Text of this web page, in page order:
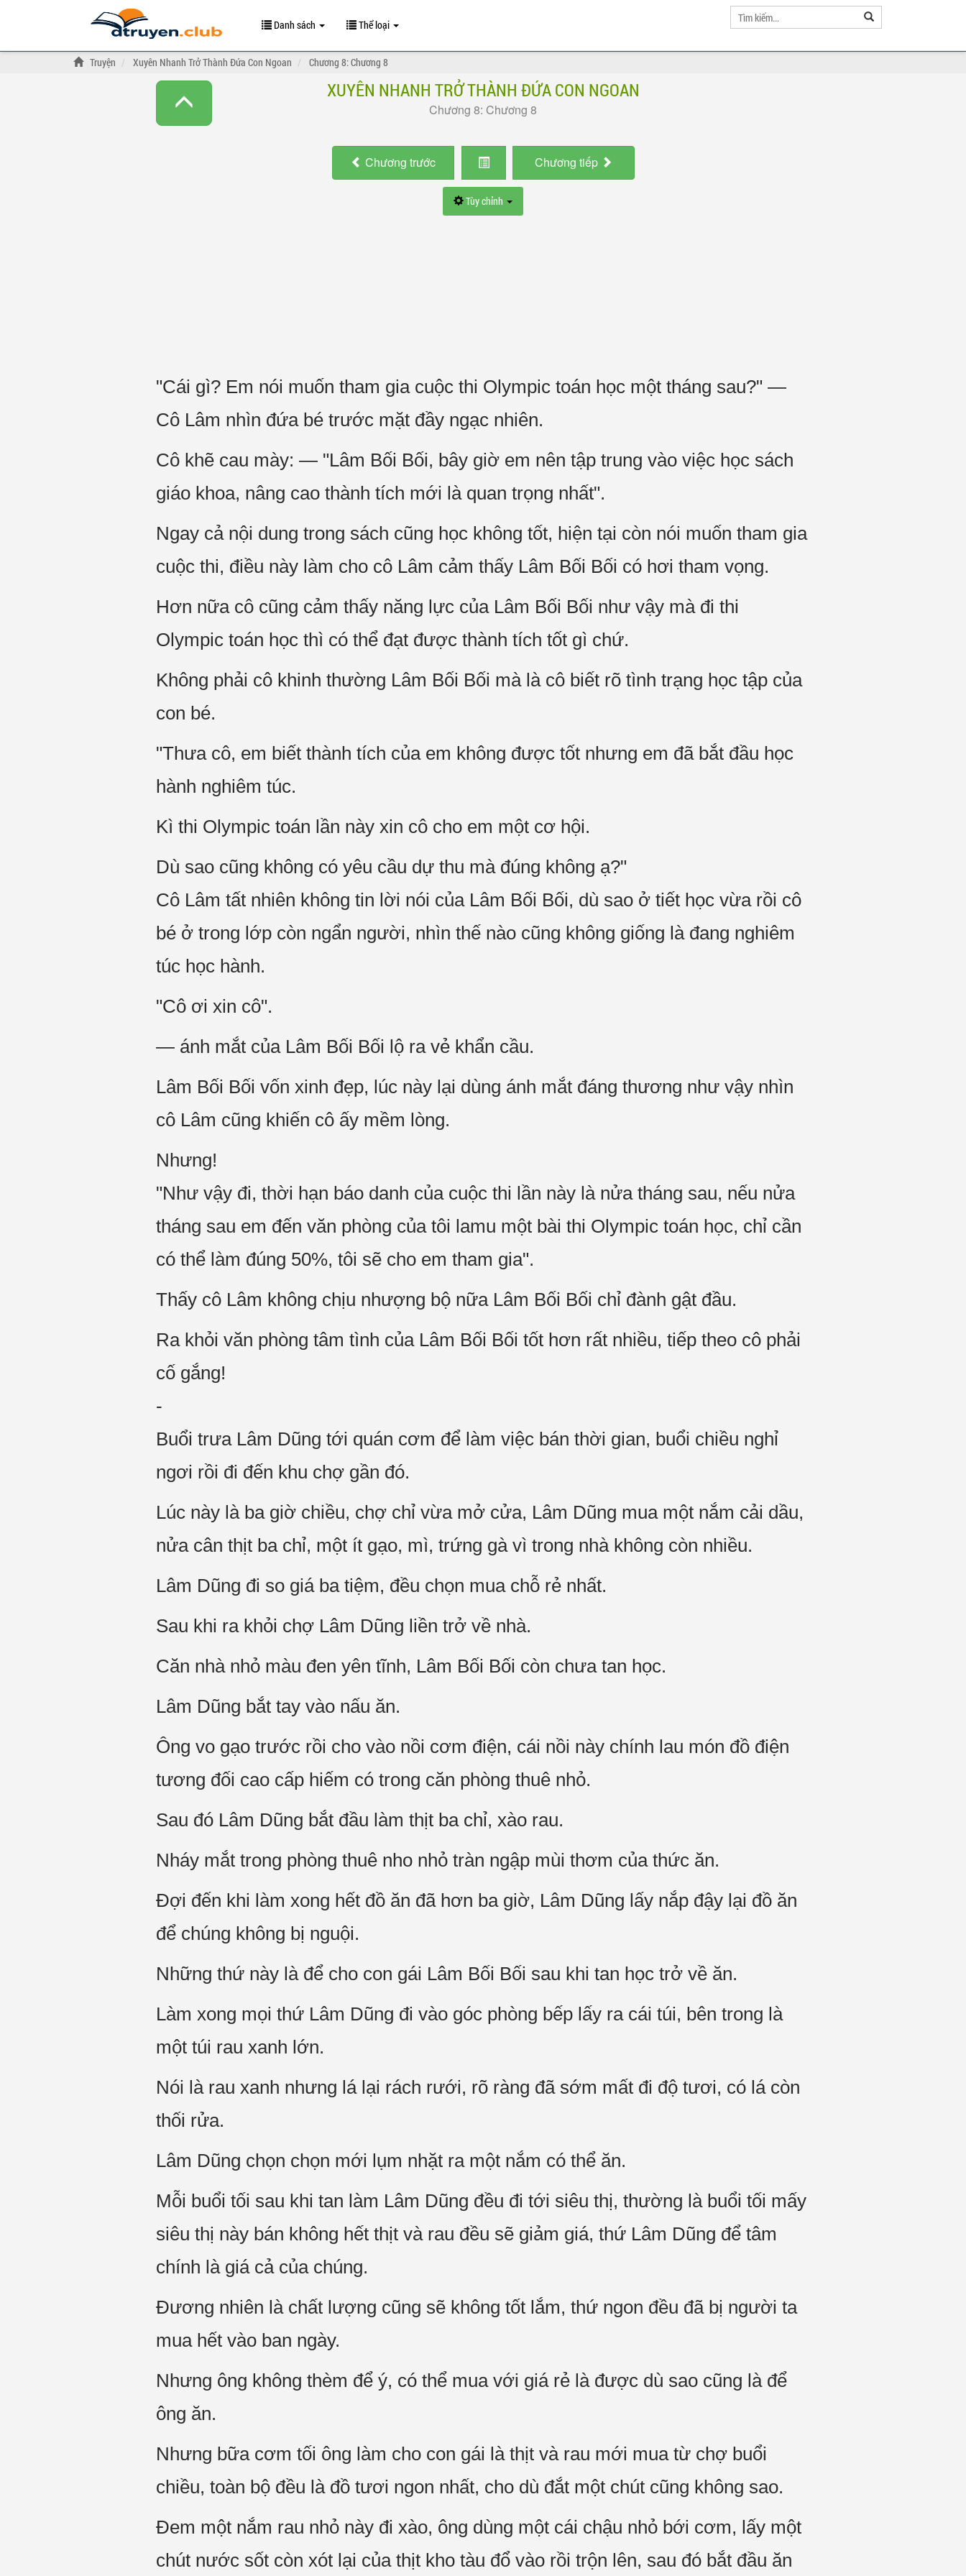
Danh sách Thể loại
Truyện Xuyên Nhanh Trở Thành Đứa Con Ngoan Chương 8: Chương 8
XUYÊN NHANH TRỞ THÀNH ĐỨA CON NGOAN
Chương 8: Chương 8
Chương trước Chương tiếp
Tùy chỉnh
"Cái gì? Em nói muốn tham gia cuộc thi Olympic toán học một tháng sau?" —
Cô Lâm nhìn đứa bé trước mặt đầy ngạc nhiên.
Cô khẽ cau mày: — "Lâm Bối Bối, bây giờ em nên tập trung vào việc học sách
giáo khoa, nâng cao thành tích mới là quan trọng nhất".
Ngay cả nội dung trong sách cũng học không tốt, hiện tại còn nói muốn tham gia
cuộc thi, điều này làm cho cô Lâm cảm thấy Lâm Bối Bối có hơi tham vọng.
Hơn nữa cô cũng cảm thấy năng lực của Lâm Bối Bối như vậy mà đi thi
Olympic toán học thì có thể đạt được thành tích tốt gì chứ.
Không phải cô khinh thường Lâm Bối Bối mà là cô biết rõ tình trạng học tập của
con bé.
"Thưa cô, em biết thành tích của em không được tốt nhưng em đã bắt đầu học
hành nghiêm túc.
Kì thi Olympic toán lần này xin cô cho em một cơ hội.
Dù sao cũng không có yêu cầu dự thu mà đúng không ạ?"
Cô Lâm tất nhiên không tin lời nói của Lâm Bối Bối, dù sao ở tiết học vừa rồi cô
bé ở trong lớp còn ngẩn người, nhìn thế nào cũng không giống là đang nghiêm
túc học hành.
"Cô ơi xin cô".
— ánh mắt của Lâm Bối Bối lộ ra vẻ khẩn cầu.
Lâm Bối Bối vốn xinh đẹp, lúc này lại dùng ánh mắt đáng thương như vậy nhìn
cô Lâm cũng khiến cô ấy mềm lòng.
Nhưng!
"Như vậy đi, thời hạn báo danh của cuộc thi lần này là nửa tháng sau, nếu nửa
tháng sau em đến văn phòng của tôi lamu một bài thi Olympic toán học, chỉ cần
có thể làm đúng 50%, tôi sẽ cho em tham gia".
Thấy cô Lâm không chịu nhượng bộ nữa Lâm Bối Bối chỉ đành gật đầu.
Ra khỏi văn phòng tâm tình của Lâm Bối Bối tốt hơn rất nhiều, tiếp theo cô phải
cố gắng!
-
Buổi trưa Lâm Dũng tới quán cơm để làm việc bán thời gian, buổi chiều nghỉ
ngơi rồi đi đến khu chợ gần đó.
Lúc này là ba giờ chiều, chợ chỉ vừa mở cửa, Lâm Dũng mua một nắm cải dầu,
nửa cân thịt ba chỉ, một ít gạo, mì, trứng gà vì trong nhà không còn nhiều.
Lâm Dũng đi so giá ba tiệm, đều chọn mua chỗ rẻ nhất.
Sau khi ra khỏi chợ Lâm Dũng liền trở về nhà.
Căn nhà nhỏ màu đen yên tĩnh, Lâm Bối Bối còn chưa tan học.
Lâm Dũng bắt tay vào nấu ăn.
Ông vo gạo trước rồi cho vào nồi cơm điện, cái nồi này chính lau món đồ điện
tương đối cao cấp hiếm có trong căn phòng thuê nhỏ.
Sau đó Lâm Dũng bắt đầu làm thịt ba chỉ, xào rau.
Nháy mắt trong phòng thuê nho nhỏ tràn ngập mùi thơm của thức ăn.
Đợi đến khi làm xong hết đồ ăn đã hơn ba giờ, Lâm Dũng lấy nắp đậy lại đồ ăn
để chúng không bị nguội.
Những thứ này là để cho con gái Lâm Bối Bối sau khi tan học trở về ăn.
Làm xong mọi thứ Lâm Dũng đi vào góc phòng bếp lấy ra cái túi, bên trong là
một túi rau xanh lớn.
Nói là rau xanh nhưng lá lại rách rưới, rõ ràng đã sớm mất đi độ tươi, có lá còn
thối rửa.
Lâm Dũng chọn chọn mới lụm nhặt ra một nắm có thể ăn.
Mỗi buổi tối sau khi tan làm Lâm Dũng đều đi tới siêu thị, thường là buổi tối mấy
siêu thị này bán không hết thịt và rau đều sẽ giảm giá, thứ Lâm Dũng để tâm
chính là giá cả của chúng.
Đương nhiên là chất lượng cũng sẽ không tốt lắm, thứ ngon đều đã bị người ta
mua hết vào ban ngày.
Nhưng ông không thèm để ý, có thể mua với giá rẻ là được dù sao cũng là để
ông ăn.
Nhưng bữa cơm tối ông làm cho con gái là thịt và rau mới mua từ chợ buổi
chiều, toàn bộ đều là đồ tươi ngon nhất, cho dù đắt một chút cũng không sao.
Đem một nắm rau nhỏ này đi xào, ông dùng một cái chậu nhỏ bới cơm, lấy một
chút nước sốt còn xót lại của thịt kho tàu đổ vào rồi trộn lên, sau đó bắt đầu ăn